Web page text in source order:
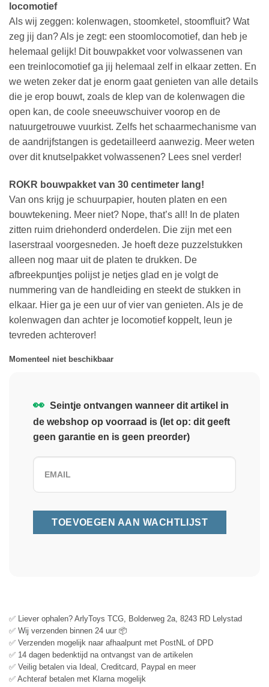
locomotief
Als wij zeggen: kolenwagen, stoomketel, stoomfluit? Wat
zeg jij dan? Als je zegt: een stoomlocomotief, dan heb je
helemaal gelijk! Dit bouwpakket voor volwassenen van
een treinlocomotief ga jij helemaal zelf in elkaar zetten. En
we weten zeker dat je enorm gaat genieten van alle details
die je erop bouwt, zoals de klep van de kolenwagen die
open kan, de coole sneeuwschuiver voorop en de
natuurgetrouwe vuurkist. Zelfs het schaarmechanisme van
de aandrijfstangen is gedetailleerd aanwezig. Meer weten
over dit knutselpakket volwassenen? Lees snel verder!
ROKR bouwpakket van 30 centimeter lang!
Van ons krijg je schuurpapier, houten platen en een
bouwtekening. Meer niet? Nope, that’s all! In de platen
zitten ruim driehonderd onderdelen. Die zijn met een
laserstraal voorgesneden. Je hoeft deze puzzelstukken
alleen nog maar uit de platen te drukken. De
afbreekpuntjes polijst je netjes glad en je volgt de
nummering van de handleiding en steekt de stukken in
elkaar. Hier ga je een uur of vier van genieten. Als je de
kolenwagen dan achter je locomotief koppelt, leun je
tevreden achterover!
Momenteel niet beschikbaar
👀 Seintje ontvangen wanneer dit artikel in
de webshop op voorraad is (let op: dit geeft
geen garantie en is geen preorder)
✅ Liever ophalen? ArlyToys TCG, Bolderweg 2a, 8243 RD Lelystad
✅ Wij verzenden binnen 24 uur 📦
✅ Verzenden mogelijk naar afhaalpunt met PostNL of DPD
✅ 14 dagen bedenktijd na ontvangst van de artikelen
✅ Veilig betalen via Ideal, Creditcard, Paypal en meer
✅ Achteraf betalen met Klarna mogelijk